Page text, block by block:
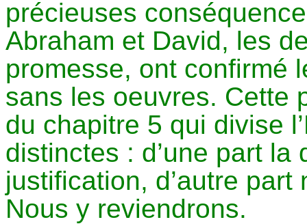
précieuses
Abraham et David, les
promesse, ont confirmé
sans les oeuvres. Cette
du chapitre 5 qui divise
distinctes : d’une part
justification, d’autre
Nous y reviendrons.